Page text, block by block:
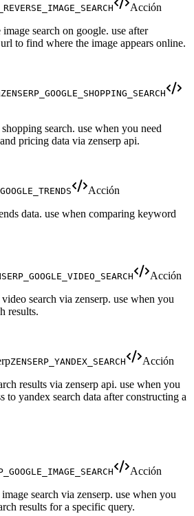
Acción
search on google. use after
to find where the image appears online.
ZENSERP_GOOGLE_SHOPPING_SEARCH
search. use when you need
pricing data via zenserp api.
Acción
data. use when comparing keyword
Acción
search via zenserp. use when you
results.
ZENSERP_YANDEX_SEARCH
Acción
results via zenserp api. use when you
to yandex search data after constructing a
Acción
search via zenserp. use when you
results for a specific query.